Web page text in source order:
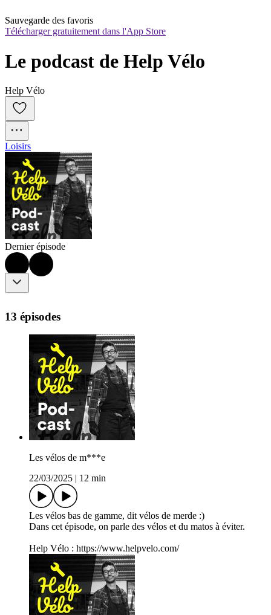
Sauvegarde des favoris
Télécharger gratuitement dans l'App Store
Le podcast de Help Vélo
Help Vélo
Loisirs
Dernier épisode
13 épisodes
Les vélos de m***e
22/03/2025
12 min
Les vélos bas de gamme, dit vélos de merde :)
Dans cet épisode, on parle des vélos et du matos à éviter.
Help Vélo : https://www.helpvelo.com/